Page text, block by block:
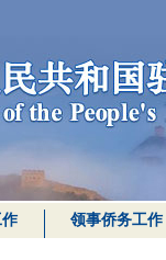
领事侨务工作